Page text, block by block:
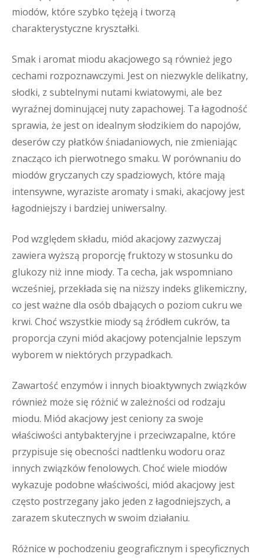
miodów, które szybko tężeją i tworzą
charakterystyczne kryształki.
Smak i aromat miodu akacjowego są również jego
cechami rozpoznawczymi. Jest on niezwykle delikatny,
słodki, z subtelnymi nutami kwiatowymi, ale bez
wyraźnej dominującej nuty zapachowej. Ta łagodność
sprawia, że jest on idealnym słodzikiem do napojów,
deserów czy płatków śniadaniowych, nie zmieniając
znacząco ich pierwotnego smaku. W porównaniu do
miodów gryczanych czy spadziowych, które mają
intensywne, wyraziste aromaty i smaki, akacjowy jest
łagodniejszy i bardziej uniwersalny.
Pod względem składu, miód akacjowy zazwyczaj
zawiera wyższą proporcję fruktozy w stosunku do
glukozy niż inne miody. Ta cecha, jak wspomniano
wcześniej, przekłada się na niższy indeks glikemiczny,
co jest ważne dla osób dbających o poziom cukru we
krwi. Choć wszystkie miody są źródłem cukrów, ta
proporcja czyni miód akacjowy potencjalnie lepszym
wyborem w niektórych przypadkach.
Zawartość enzymów i innych bioaktywnych związków
również może się różnić w zależności od rodzaju
miodu. Miód akacjowy jest ceniony za swoje
właściwości antybakteryjne i przeciwzapalne, które
przypisuje się obecności nadtlenku wodoru oraz
innych związków fenolowych. Choć wiele miodów
wykazuje podobne właściwości, miód akacjowy jest
często postrzegany jako jeden z łagodniejszych, a
zarazem skutecznych w swoim działaniu.
Różnice w pochodzeniu geograficznym i specyficznych